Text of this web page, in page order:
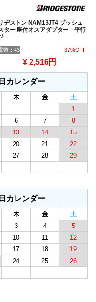
ヂストン NAM13JT4 プッシュ
ター 座付オスアダプター 平行
数：43 37%OFF
¥ 2,516円
カレンダー
木 金
土
1
6 7
8
13 14
15
20 21
22
27 28
29
カレンダー
木 金
土
3 4
5
10 11
12
17 18
19
24 25
26